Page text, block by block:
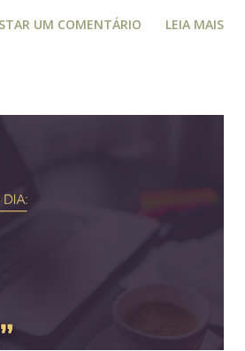
a leitura e atualização frequente é
nenhum deles tinha ido tão longe a
para viver e reinar do outro
os europeus dominassem colônias
até aquele momento
os pés em seus territórios
UM COMENTÁRIO LEIA MAIS